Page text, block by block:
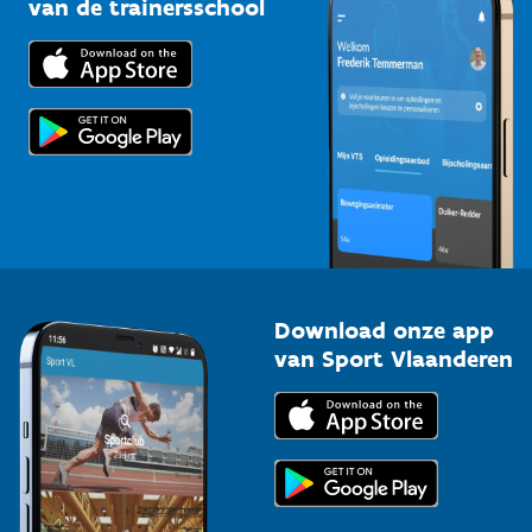
Trainers en begeleiders
Topsporters
Downloads
Voor de pers
van de trainersschool
Download onze app
van Sport Vlaanderen